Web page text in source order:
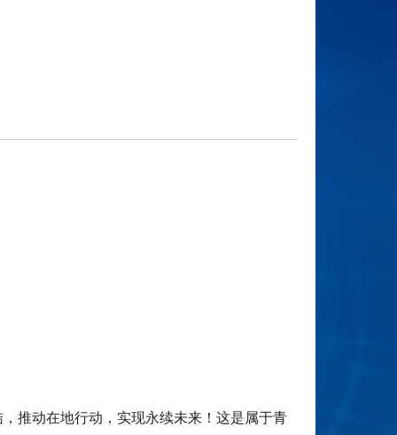
推动在地行动，实现永续未来！ 这是属于青